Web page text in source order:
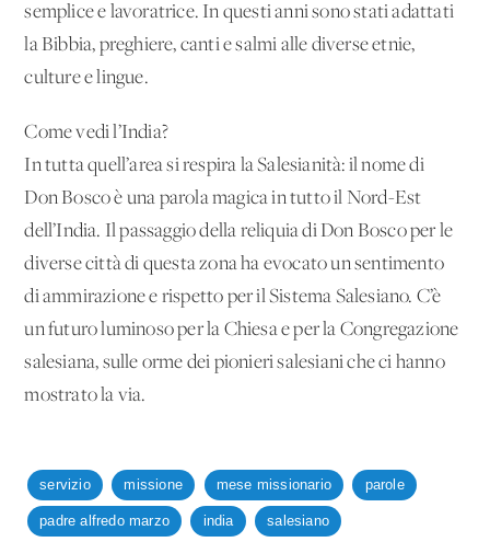
semplice e lavoratrice. In questi anni sono stati adattati
la Bibbia, preghiere, canti e salmi alle diverse etnie,
culture e lingue.
Come vedi l’India?
In tutta quell’area si respira la Salesianità: il nome di
Don Bosco è una parola magica in tutto il Nord-Est
dell’India. Il passaggio della reliquia di Don Bosco per le
diverse città di questa zona ha evocato un sentimento
di ammirazione e rispetto per il Sistema Salesiano. C’è
un futuro luminoso per la Chiesa e per la Congregazione
salesiana, sulle orme dei pionieri salesiani che ci hanno
mostrato la via.
servizio missione mese missionario parole
padre alfredo marzo india salesiano